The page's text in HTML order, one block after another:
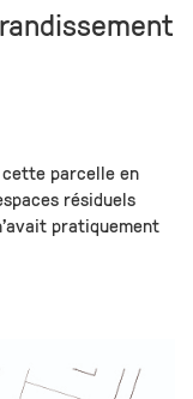
cette parcelle en
résiduels
pratiquement